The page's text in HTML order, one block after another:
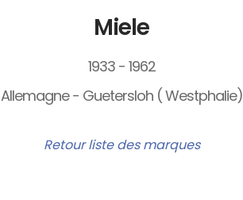
Miele
1933 - 1962
Allemagne - Guetersloh ( Westphalie)
Retour liste des marques